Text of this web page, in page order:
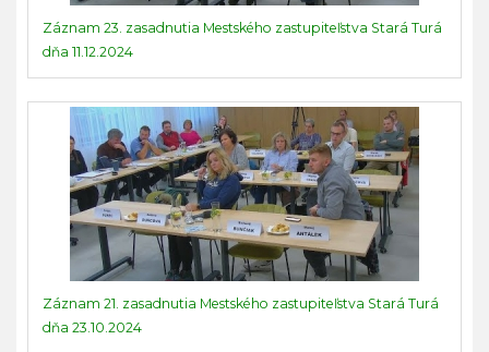
Záznam 23. zasadnutia Mestského zastupiteľstva Stará Turá
dňa 11.12.2024
Záznam 21. zasadnutia Mestského zastupiteľstva Stará Turá
dňa 23.10.2024